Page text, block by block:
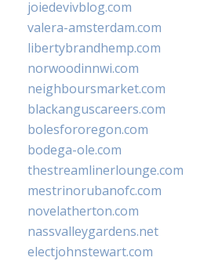
joiedevivblog.com
valera-amsterdam.com
libertybrandhemp.com
norwoodinnwi.com
neighboursmarket.com
blackanguscareers.com
bolesfororegon.com
bodega-ole.com
thestreamlinerlounge.com
mestrinorubanofc.com
novelatherton.com
nassvalleygardens.net
electjohnstewart.com